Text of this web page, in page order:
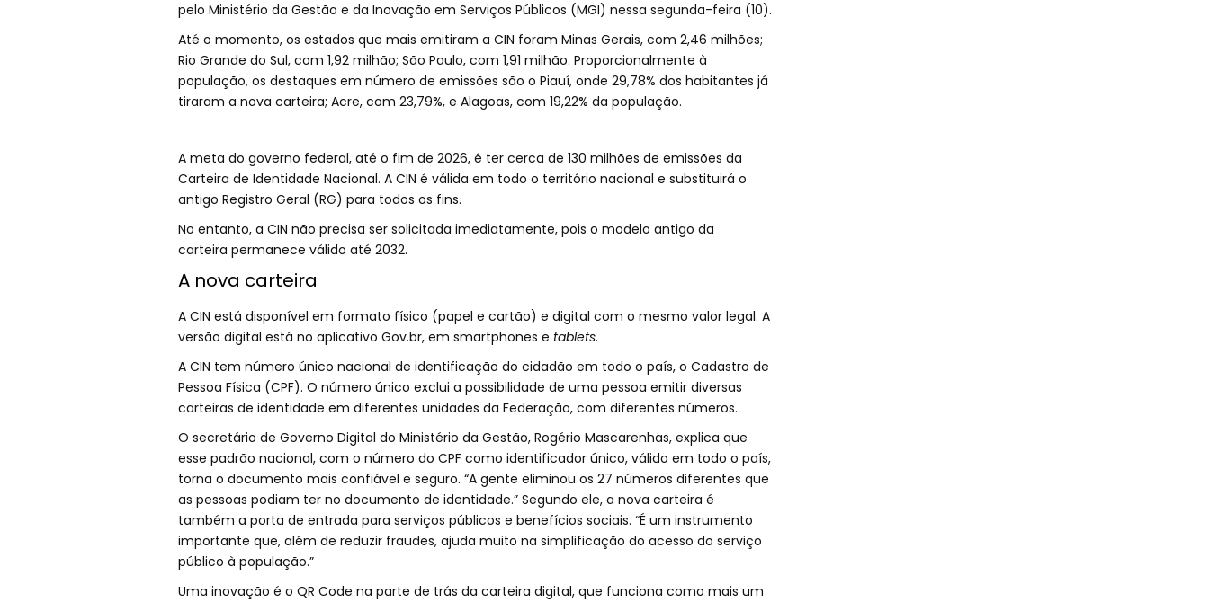
pelo Ministério da Gestão e da Inovação em Serviços Públicos (MGI) nessa segunda-feira (10).
Até o momento, os estados que mais emitiram a CIN foram Minas Gerais, com 2,46 milhões;
Rio Grande do Sul, com 1,92 milhão; São Paulo, com 1,91 milhão. Proporcionalmente à
população, os destaques em número de emissões são o Piauí, onde 29,78% dos habitantes já
tiraram a nova carteira; Acre, com 23,79%, e Alagoas, com 19,22% da população.
A meta do governo federal, até o fim de 2026, é ter cerca de 130 milhões de emissões da
Carteira de Identidade Nacional. A CIN é válida em todo o território nacional e substituirá o
antigo Registro Geral (RG) para todos os fins.
No entanto, a CIN não precisa ser solicitada imediatamente, pois o modelo antigo da
carteira permanece válido até 2032.
A nova carteira
A CIN está disponível em formato físico (papel e cartão) e digital com o mesmo valor legal. A
versão digital está no aplicativo Gov.br, em smartphones e tablets.
A CIN tem número único nacional de identificação do cidadão em todo o país, o Cadastro de
Pessoa Física (CPF). O número único exclui a possibilidade de uma pessoa emitir diversas
carteiras de identidade em diferentes unidades da Federação, com diferentes números.
O secretário de Governo Digital do Ministério da Gestão, Rogério Mascarenhas, explica que
esse padrão nacional, com o número do CPF como identificador único, válido em todo o país,
torna o documento mais confiável e seguro. “A gente eliminou os 27 números diferentes que
as pessoas podiam ter no documento de identidade.” Segundo ele, a nova carteira é
também a porta de entrada para serviços públicos e benefícios sociais. “É um instrumento
importante que, além de reduzir fraudes, ajuda muito na simplificação do acesso do serviço
público à população.”
Uma inovação é o QR Code na parte de trás da carteira digital, que funciona como mais um